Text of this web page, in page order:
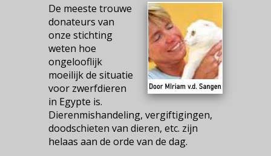
De meeste trouwe
donateurs van
onze stichting
weten hoe
ongelooflijk
moeilijk de situatie
voor zwerfdieren
in Egypte is.
Dierenmishandeling, vergiftigingen,
doodschieten van dieren, etc. zijn
helaas aan de orde van de dag.